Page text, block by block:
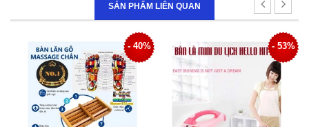
SẢN PHẨM LIÊN QUAN
- 40% - 53%